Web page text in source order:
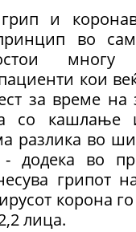
и
во
многу
кои
за време на
со кашлање
разлика во
- додека во
грипот
корона
лица.